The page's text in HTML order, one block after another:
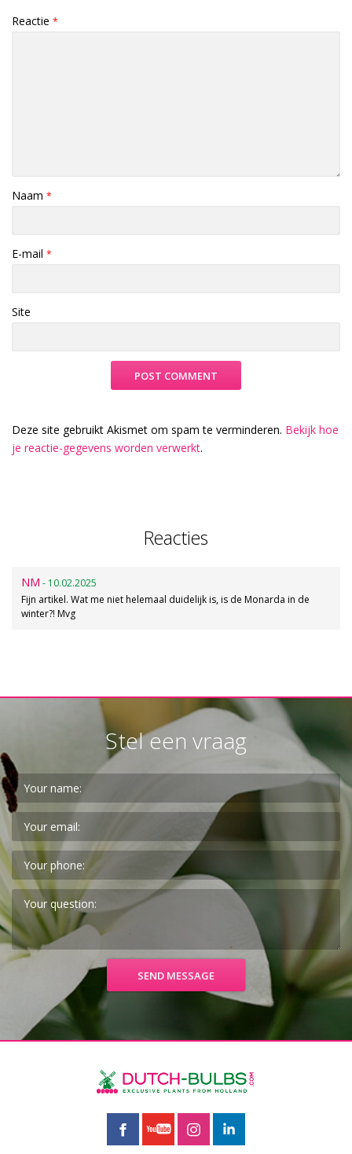
Reactie *
Naam *
E-mail *
Site
Deze site gebruikt Akismet om spam te verminderen. Bekijk hoe
je reactie-gegevens worden verwerkt.
Reacties
NM - 10.02.2025
Fijn artikel. Wat me niet helemaal duidelijk is, is de Monarda in de
winter?! Mvg
Stel een vraag